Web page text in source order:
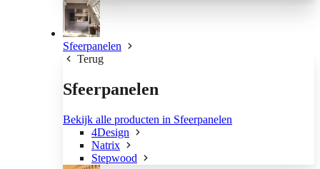
Sfeerpanelen
Terug
Sfeerpanelen
Bekijk alle producten in Sfeerpanelen
4Design
Natrix
Stepwood